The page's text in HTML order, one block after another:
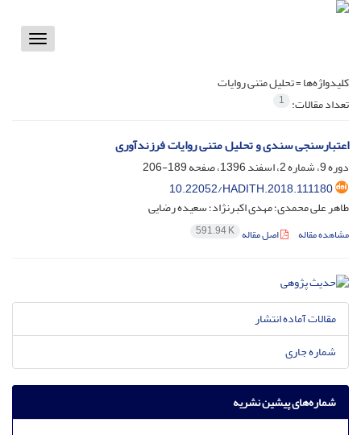
Toggle
کلیدواژه‌ها =تحلیل متنی روایات
تعداد مقالات: 1
اعتبارسنجی سندی و تحلیل متنی روایات فرزندآوری
دوره 9، شماره 2، اسفند 1396، صفحه
189-206
10.22052/HADITH.2018.111180
طاهر علی محمدی؛ مهدی اکبرنژاد؛ سعیده رضایی
مشاهده مقاله اصل مقاله 591.94 K
مقالات آماده انتشار
شماره جاری
شماره‌های پیشین نشریه